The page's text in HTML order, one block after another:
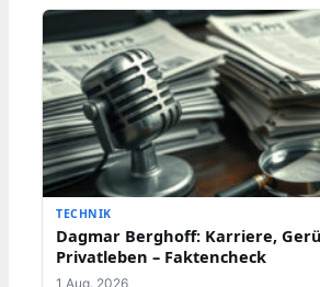
TECHNIK
Dagmar Berghoff: Karriere,
Privatleben – Faktencheck
1 Aug. 2026